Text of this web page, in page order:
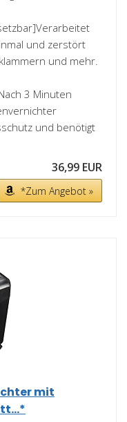
und zerstört
und mehr.
3 Minuten
und benötigt
36,99 EUR
*Zum Angebot »
mit